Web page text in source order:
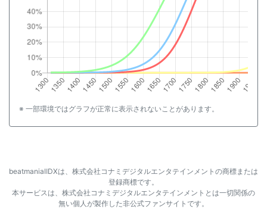
※ 一部環境ではグラフが正常に表示されないことがあります。
beatmaniaⅡDXは、株式会社コナミデジタルエンタテインメントの商標または
登録商標です。
本サービスは、株式会社コナミデジタルエンタテインメントとは一切関係の
無い個人が製作した非公式ファンサイトです。